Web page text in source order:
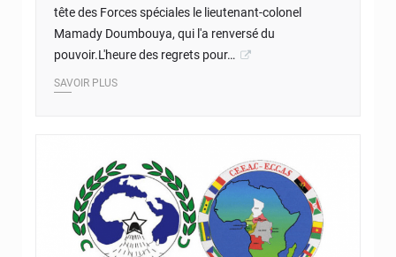
tête des Forces spéciales le lieutenant-colonel
Mamady Doumbouya, qui l'a renversé du
pouvoir.L'heure des regrets pour…
SAVOIR PLUS